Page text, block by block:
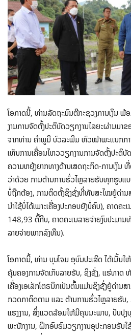
ໂອກາດນີ້, ທ່ານລັດຖະມົນຕີກະຊວງການເງິນ ພ້
ງານການຈັດຕັ້ງປະຕິບັດວຽກງານໄລຍະຜ່ານມາຂ
ຈາກທ່ານ ຄຳພູມີ ບົວລະພີມ ຫົວໜ້າພະແນກກາ
ເຫັນການເຄື່ອນໄຫວວຽກງານການຈັດຕັ້ງປະຕິບັ
ຄວາມຫຍຸ້ງຍາກທາງດ້ານເສດຖະກິດ-ການເງິ
ວ່າດ້ວຍ ການຕ້ານການຮົ່ວໄຫຼລາຍຮັບທຸກຮູບແ
ບໍ່ຖືກຕ້ອງ, ການຕິດຕັ້ງຊິງຊັ່ງທີ່ທັນສະໄໝຢູ່ດ່ານ
ນຳໃຊ້ບໍ່ໄດ້ເພາະເຄື່ອງປະກອບຍັງບໍ່ຄົບ), ຄາດຄ
148,93 ຕື້ກີບ, ຄາດຄະເນລາຍຈ່າຍງົບປະມ
ລາຍຈ່າຍພາກລົງທຶນ).
ໂອກາດນີ້, ທ່ານ ບຸນໂຈມ ອຸບົນປະເສີດ ໄດ້ເນັ້ນໃຫ້
ຄຸ້ມຄອງການຈັດເກັບລາຍຮັບ, ຊິງຊັ່ງ, ແຮ່ທາດ
ເຄື່ອງເອເລັກໂຕຣນິກເປັນຕົ້ນແມ່ນຊິງຊັ່ງຢູ່ດ່ານ
ກວດກາຕິດຕາມ ແລະ ຕ້ານການຮົ່ວໄຫຼລາຍຮັບ
ແຮງງານ, ສິ່ງແວດລ້ອມໃຫ້ມີຄຸນນະພາບ, ປັບປຸ
ພະນັກງານ, ຝຶກອົບຮົມວຽກງານອຸປະກອນຮັບໃ